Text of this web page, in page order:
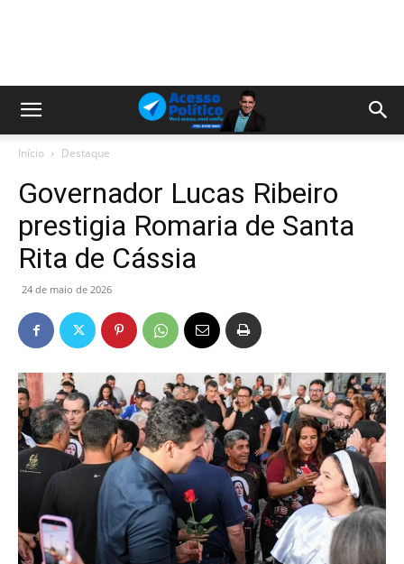
Início Destaque
Governador Lucas Ribeiro
prestigia Romaria de Santa
Rita de Cássia
24 de maio de 2026